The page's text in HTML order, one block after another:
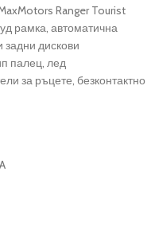
Ranger Tourist
рамка, автоматична
задни дискови
палец, лед
за ръцете, безконтактно